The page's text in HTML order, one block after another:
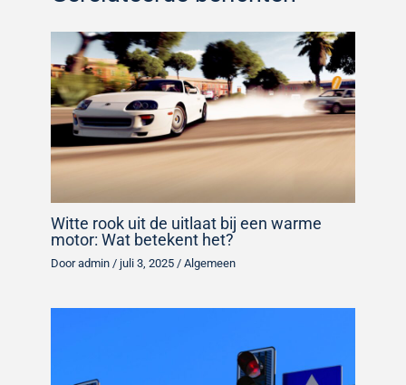
Witte rook uit de uitlaat bij een warme
motor: Wat betekent het?
Door admin / juli 3, 2025 /Algemeen